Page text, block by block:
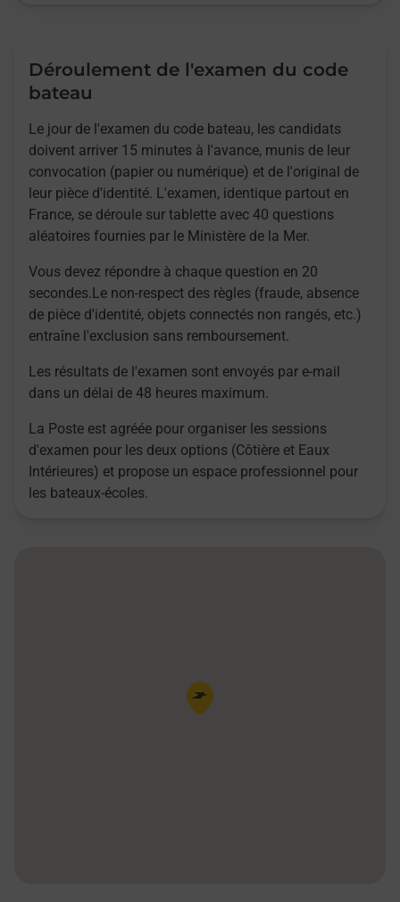
Déroulement de l'examen du code
bateau
Le jour de l'examen du code bateau, les candidats
doivent arriver 15 minutes à l'avance, munis de leur
convocation (papier ou numérique) et de l'original de
leur pièce d'identité. L'examen, identique partout en
France, se déroule sur tablette avec 40 questions
aléatoires fournies par le Ministère de la Mer.
Vous devez répondre à chaque question en 20
secondes.Le non-respect des règles (fraude, absence
de pièce d'identité, objets connectés non rangés, etc.)
entraîne l'exclusion sans remboursement.
Les résultats de l'examen sont envoyés par e-mail
dans un délai de 48 heures maximum.
La Poste est agréée pour organiser les sessions
d'examen pour les deux options (Côtière et Eaux
Intérieures) et propose un espace professionnel pour
les bateaux-écoles.
Pin de la carte